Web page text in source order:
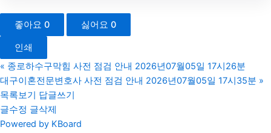
영등포구하수구막힘
서울음주운전변호사
좋아요 0 싫어요 0
인쇄
« 종로하수구막힘 사전 점검 안내 2026년07월05일 17시26분
대구이혼전문변호사 사전 점검 안내 2026년07월05일 17시35분 »
목록보기
답글쓰기
글수정 글삭제
Powered by KBoard